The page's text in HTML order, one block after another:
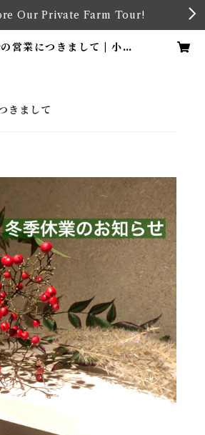
Our Private Farm Tour!
営業につきまして | 小山
きまして